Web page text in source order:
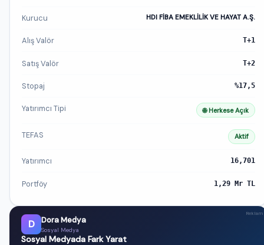
Kurucu HDI FİBA EMEKLİLİK VE HAYAT A.Ş.
Alış Valör T+1
Satış Valör T+2
Stopaj %17,5
Yatırımcı Tipi 🌐 Herkese Açık
TEFAS Aktif
Yatırımcı 16,701
Portföy 1,29 Mr TL
D Dora Medya
Sosyal Medya
Sosyal Medyada Fark Yarat
Reklam